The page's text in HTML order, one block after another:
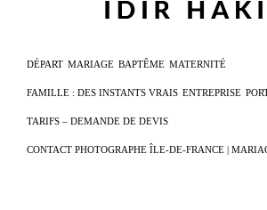
DÉPART MARIAGE BAPTÊME MATERNITÉ
FAMILLE : DES INSTANTS VRAIS ENTREPRISE
TARIFS – DEMANDE DE DEVIS
CONTACT PHOTOGRAPHE ÎLE-DE-FRANCE |